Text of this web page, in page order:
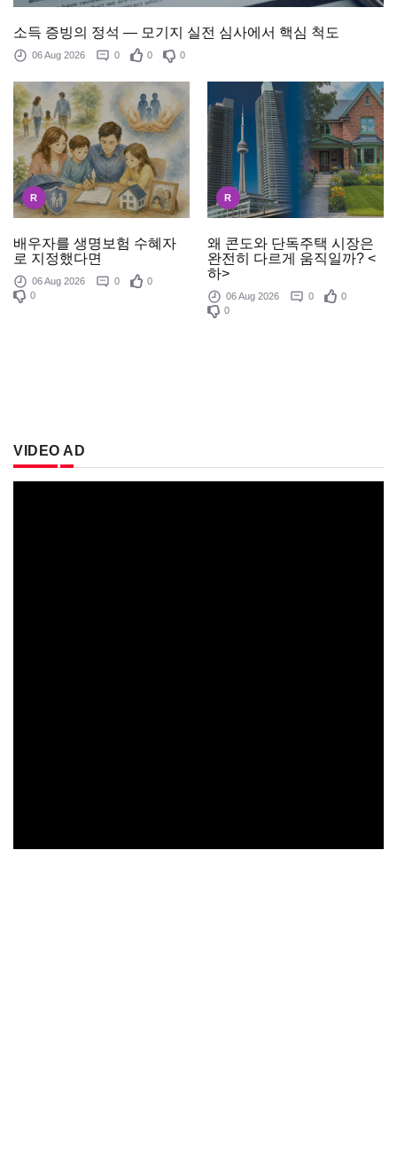
소득 증빙의 정석 — 모기지 실전 심사에서 핵심 척도
06 Aug 2026 0 0 0
R
배우자를 생명보험 수혜자
로 지정했다면
06 Aug 2026 0
0
0
R
왜 콘도와 단독주택 시장은
완전히 다르게 움직일까? <
하>
06 Aug 2026 0
0
0
VIDEO AD